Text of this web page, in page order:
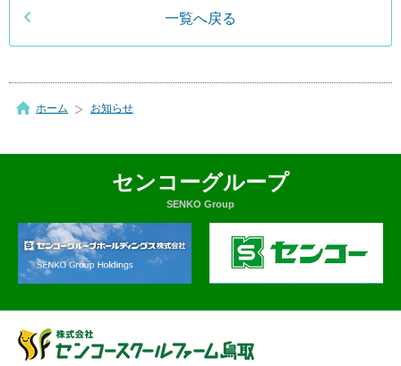
一覧へ戻る
ホーム お知らせ
センコーグループ
SENKO Group